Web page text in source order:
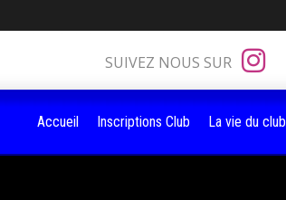
SUIVEZ NOUS SUR
Accueil Inscriptions Club La vie du club